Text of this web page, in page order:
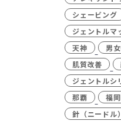
シェービング
ジェントルマ
天神
男
肌質改善
ジェントルシ
那覇
福
針（ニードル